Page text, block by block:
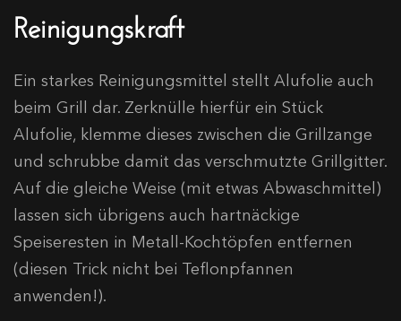
Reinigungskraft
Ein starkes Reinigungsmittel stellt Alufolie auch
beim Grill dar. Zerknülle hierfür ein Stück
Alufolie, klemme dieses zwischen die Grillzange
und schrubbe damit das verschmutzte Grillgitter.
Auf die gleiche Weise (mit etwas Abwaschmittel)
lassen sich übrigens auch hartnäckige
Speiseresten in Metall-Kochtöpfen entfernen
(diesen Trick nicht bei Teflonpfannen
anwenden!).